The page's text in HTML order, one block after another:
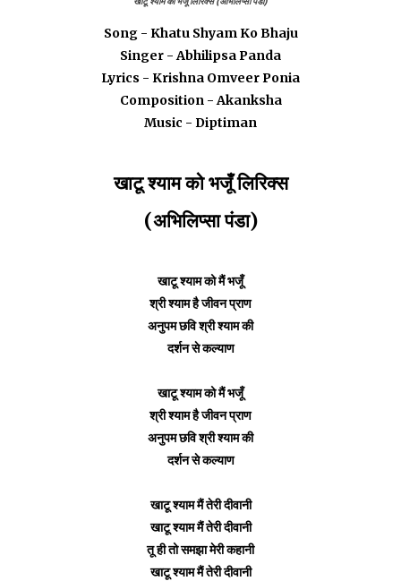
Song - Khatu Shyam Ko Bhaju
Singer - Abhilipsa Panda
Lyrics - Krishna Omveer Ponia
Composition - Akanksha
Music - Diptiman
खाटू श्याम को भजूँ लिरिक्स
(अभिलिप्सा पंडा)
खाटू श्याम को मैं भजूँ
श्री श्याम है जीवन प्राण
अनुपम छवि श्री श्याम की
दर्शन से कल्याण
खाटू श्याम को मैं भजूँ
श्री श्याम है जीवन प्राण
अनुपम छवि श्री श्याम की
दर्शन से कल्याण
खाटू श्याम मैं तेरी दीवानी
खाटू श्याम मैं तेरी दीवानी
तू ही तो समझा मेरी कहानी
खाटू श्याम मैं तेरी दीवानी